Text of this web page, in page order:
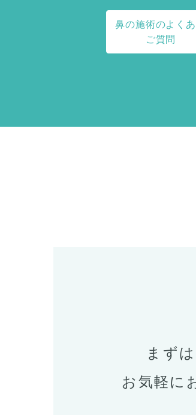
鼻の施術のよく
ご質問
まず
お気軽に